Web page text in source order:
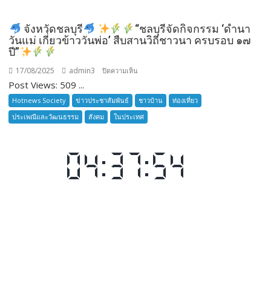
เปิด
อบรม
ลูก
บ้าน
รุ่น
ที่
จังหวัดชลบุรี
“ชลบุรีจัดกิจกรรม ‘ดำนา
วันแม่ เกี่ยวข้าววันพ่อ’ สืบสานวิถีชาวนา ครบรอบ ๑๗
ปี”
17/08/2025 admin3 ปิดความเห็น
จังหวัด
ชลบุรี
Post Views: 509 ...
Hotnews Society ข่าวประชาสัมพันธ์ ชาวบ้าน
ท่องเที่ยว
ประเพณีและวัฒนธรรม
สังคม ในประเทศ